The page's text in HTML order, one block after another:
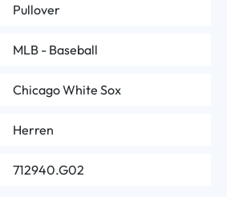
Pullover
MLB - Baseball
Chicago White Sox
Herren
712940.G02